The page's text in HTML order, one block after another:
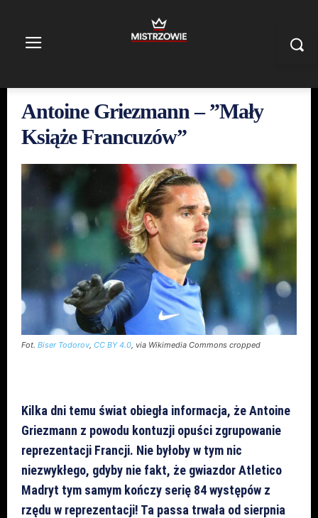
Antoine Griezmann – ”Mały
Książe Francuzów”
Fot. Biser Todorov, CC BY 4.0, via Wikimedia Commons cropped
Kilka dni temu świat obiegła informacja, że Antoine
Griezmann z powodu kontuzji opuści zgrupowanie
reprezentacji Francji. Nie byłoby w tym nic
niezwykłego, gdyby nie fakt, że gwiazdor Atletico
Madryt tym samym kończy serię 84 występów z
rzędu w reprezentacji! Ta passa trwała od sierpnia